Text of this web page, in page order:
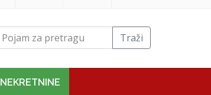
Traži
NEKRETNINE